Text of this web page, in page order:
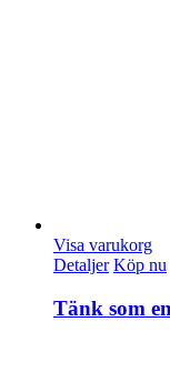
Visa varukorg
Detaljer Köp nu
Tänk som